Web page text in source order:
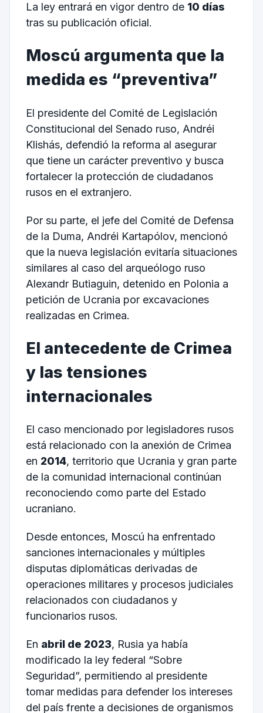
La ley entrará en vigor dentro de 10 días
tras su publicación oficial.
Moscú argumenta que la
medida es “preventiva”
El presidente del Comité de Legislación
Constitucional del Senado ruso, Andréi
Klishás, defendió la reforma al asegurar
que tiene un carácter preventivo y busca
fortalecer la protección de ciudadanos
rusos en el extranjero.
Por su parte, el jefe del Comité de Defensa
de la Duma, Andréi Kartapólov, mencionó
que la nueva legislación evitaría situaciones
similares al caso del arqueólogo ruso
Alexandr Butiaguin, detenido en Polonia a
petición de Ucrania por excavaciones
realizadas en Crimea.
El antecedente de Crimea
y las tensiones
internacionales
El caso mencionado por legisladores rusos
está relacionado con la anexión de Crimea
en 2014, territorio que Ucrania y gran parte
de la comunidad internacional continúan
reconociendo como parte del Estado
ucraniano.
Desde entonces, Moscú ha enfrentado
sanciones internacionales y múltiples
disputas diplomáticas derivadas de
operaciones militares y procesos judiciales
relacionados con ciudadanos y
funcionarios rusos.
En abril de 2023, Rusia ya había
modificado la ley federal “Sobre
Seguridad”, permitiendo al presidente
tomar medidas para defender los intereses
del país frente a decisiones de organismos